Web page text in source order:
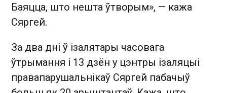
Баяцца, што нешта ўтворым», — кажа
Сяргей.
За два дні ў ізалятары часовага
ўтрымання і 13 дзён у цэнтры ізаляцыі
правапарушальнікаў Сяргей пабачыў